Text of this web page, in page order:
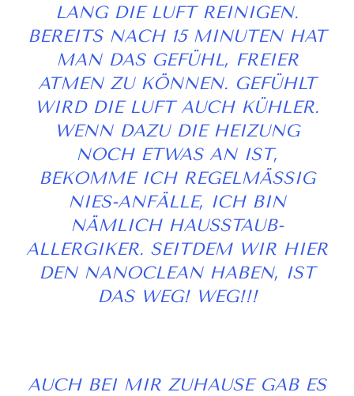
NG DIE LUFT REINIGEN. BE
REITS NACH 15 MINUTEN HAT MA
N DAS GEFÜHL, FREIER AT
MEN ZU KÖNNEN. GEFÜHLT WI
RD DIE LUFT AUCH KÜHLER. WE
NN DAZU DIE HEIZUNG NO
CH ETWAS AN IST, BE
KOMME ICH REGELMÄSSIG NIE
S-ANFÄLLE, ICH BIN NÄM
LICH HAUSSTAUB-ALL
ERGIKER. SEITDEM WIR HIER DEN
NANOCLEAN HABEN, IST DAS
WEG! WEG!!!
AUCH BEI MIR ZUHAUSE GAB ES